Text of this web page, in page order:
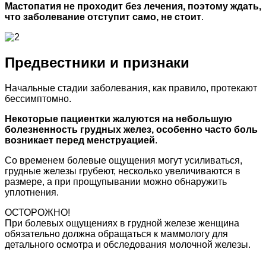
Мастопатия не проходит без лечения, поэтому ждать,
что заболевание отступит само, не стоит.
Предвестники и признаки
Начальные стадии заболевания, как правило, протекают
бессимптомно.
Некоторые пациентки жалуются на небольшую
болезненность грудных желез, особенно часто боль
возникает перед менструацией.
Со временем болевые ощущения могут усиливаться,
грудные железы грубеют, несколько увеличиваются в
размере, а при прощупывании можно обнаружить
уплотнения.
ОСТОРОЖНО!
При болевых ощущениях в грудной железе женщина
обязательно должна обращаться к маммологу для
детального осмотра и обследования молочной железы.